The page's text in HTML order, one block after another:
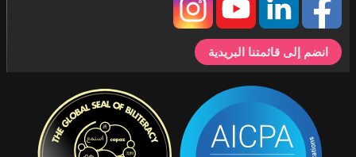
انضم إلى قائمتنا البريدية